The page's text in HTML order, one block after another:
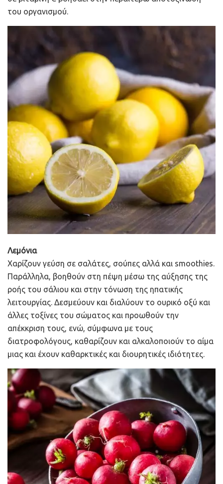
του οργανισμού.
Λεμόνια
Χαρίζουν γεύση σε σαλάτες, σούπες αλλά και smoothies.
Παράλληλα, βοηθούν στη πέψη μέσω της αύξησης της
ροής του σάλιου και στην τόνωση της ηπατικής
λειτουργίας. Δεσμεύουν και διαλύουν το ουρικό οξύ και
άλλες τοξίνες του σώματος και προωθούν την
απέκκριση τους, ενώ, σύμφωνα με τους
διατροφολόγους, καθαρίζουν και αλκαλοποιούν το αίμα
μιας και έχουν καθαρκτικές και διουρητικές ιδιότητες.